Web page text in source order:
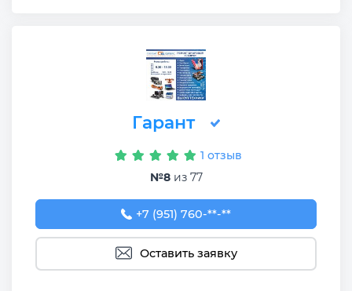
Гарант
1 отзыв
№8из 77
+7 (951) 760-55-22
+7 (951) 760-**-**
Оставить заявку